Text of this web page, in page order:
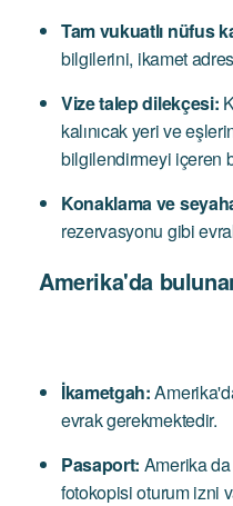
Tam vukuatlı nüfus
bilgilerini, ikamet
Vize talep dilekçesi:
kalınıcak yeri ve
bilgilendirmeyi içeren
Konaklama ve
rezervasyonu gibi
Amerika'da
İkametgah:
evrak gerekmektedir.
Pasaport: Amerika
fotokopisi oturum izni